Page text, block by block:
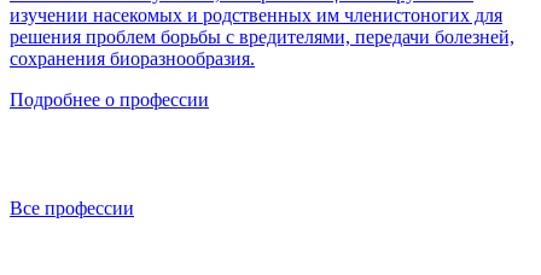
изучении насекомых и родственных им членистоногих для
решения проблем борьбы с вредителями, передачи болезней,
сохранения биоразнообразия.
Подробнее о профессии
Все профессии